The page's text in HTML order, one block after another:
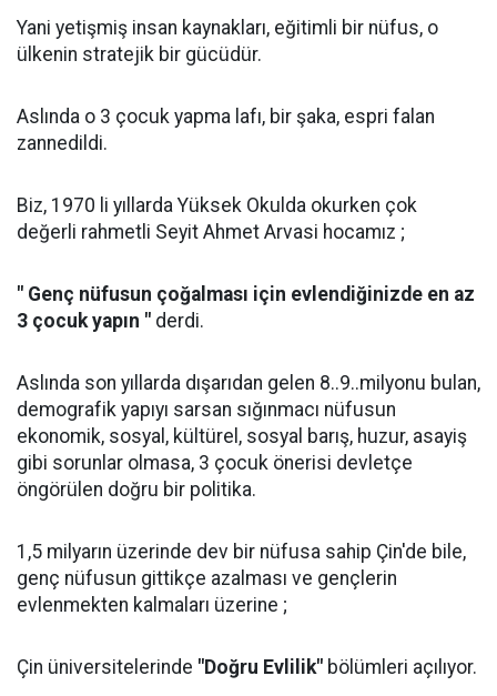
Yani yetişmiş insan kaynakları, eğitimli bir nüfus, o
ülkenin stratejik bir gücüdür.
Aslında o 3 çocuk yapma lafı, bir şaka, espri falan
zannedildi.
Biz, 1970 li yıllarda Yüksek Okulda okurken çok
değerli rahmetli Seyit Ahmet Arvasi hocamız ;
" Genç nüfusun çoğalması için evlendiğinizde en az
3 çocuk yapın " derdi.
Aslında son yıllarda dışarıdan gelen 8..9..milyonu bulan,
demografik yapıyı sarsan sığınmacı nüfusun
ekonomik, sosyal, kültürel, sosyal barış, huzur, asayiş
gibi sorunlar olmasa, 3 çocuk önerisi devletçe
öngörülen doğru bir politika.
1,5 milyarın üzerinde dev bir nüfusa sahip Çin'de bile,
genç nüfusun gittikçe azalması ve gençlerin
evlenmekten kalmaları üzerine ;
Çin üniversitelerinde "Doğru Evlilik" bölümleri açılıyor.